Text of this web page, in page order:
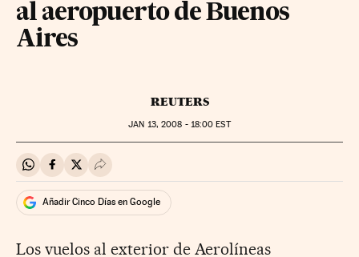
al aeropuerto de Buenos
Aires
REUTERS
JAN 13, 2008 - 18:00 EST
Compartir en Whatsapp
Compartir en Facebook
Compartir en Twitter
Desplegar Redes Sociales
Añadir Cinco Días en Google
Los vuelos al exterior de Aerolíneas